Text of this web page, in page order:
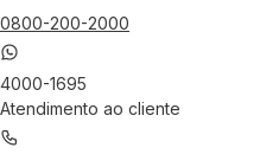
0800-200-2000
4000-1695
Atendimento ao cliente